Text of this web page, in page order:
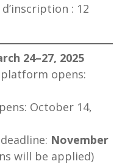
: 12
24–27, 2025
opens:
October 14,
November
will be applied)